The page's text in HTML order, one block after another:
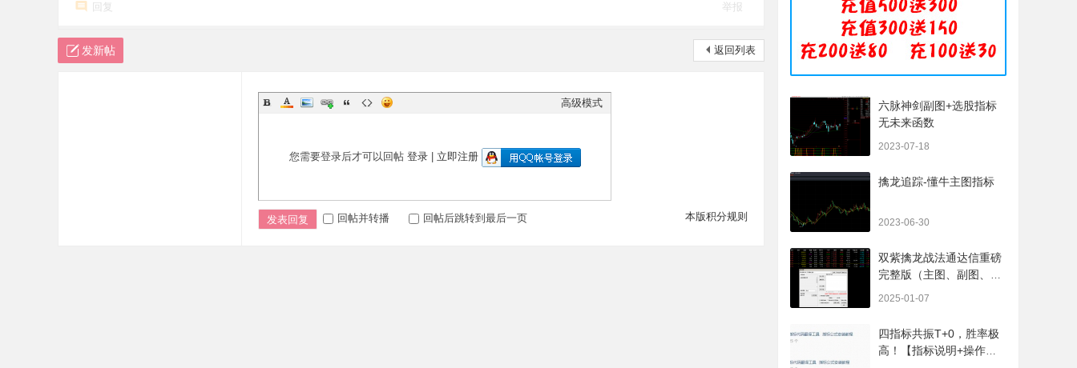
回复 举报
返回列表
发新帖
高级模式
您需要登录后才可以回帖 登录| 立即注册
本版积分规则
发表回复 回帖并转播 回帖后跳转到最后一页
六脉神剑副图+选股指标
无未来函数
2023-07-18
擒龙追踪-懂牛主图指标
2023-06-30
双紫擒龙战法通达信重磅
完整版（主图、副图、排
2025-01-07
四指标共振T+0，胜率极
高！【指标说明+操作方